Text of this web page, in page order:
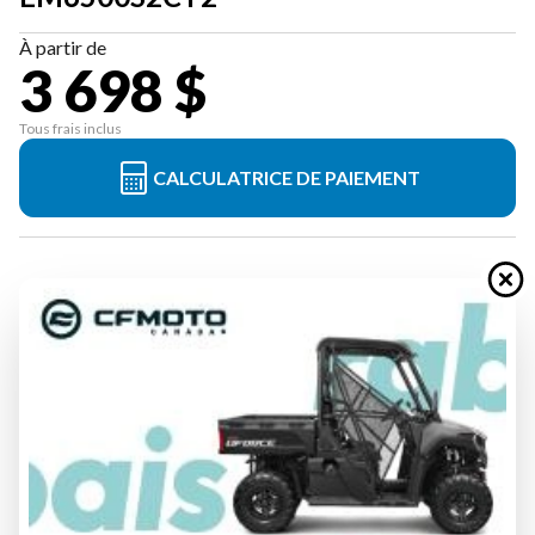
À partir de
3 698 $
Tous frais inclus
CALCULATRICE DE PAIEMENT